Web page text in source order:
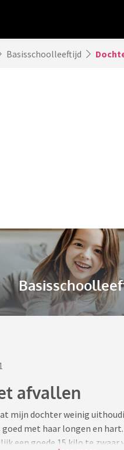
Basisschoolleeftijd
afvallen
mijn dochter weinig
met haar longen en
een goede 15 kilo te